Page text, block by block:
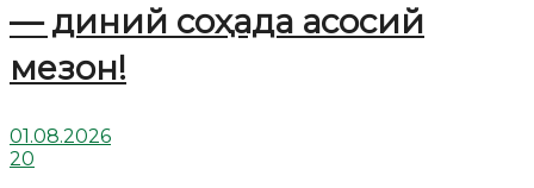
— диний соҳада асосий
мезон!
01.08.2026
20